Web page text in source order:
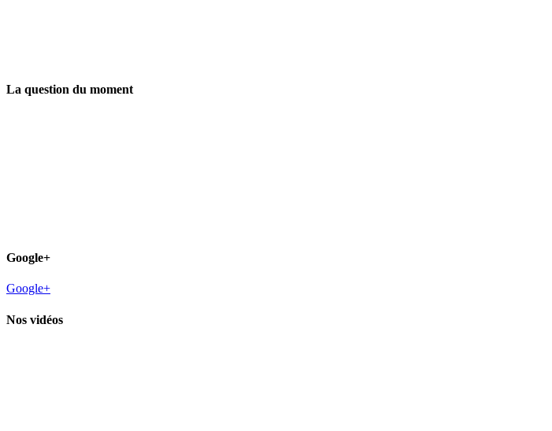
La question du moment
Google+
Google+
Nos vidéos